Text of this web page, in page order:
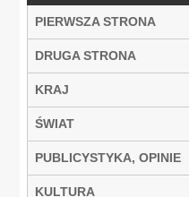
PIERWSZA STRONA
DRUGA STRONA
KRAJ
ŚWIAT
PUBLICYSTYKA, OPINIE
KULTURA